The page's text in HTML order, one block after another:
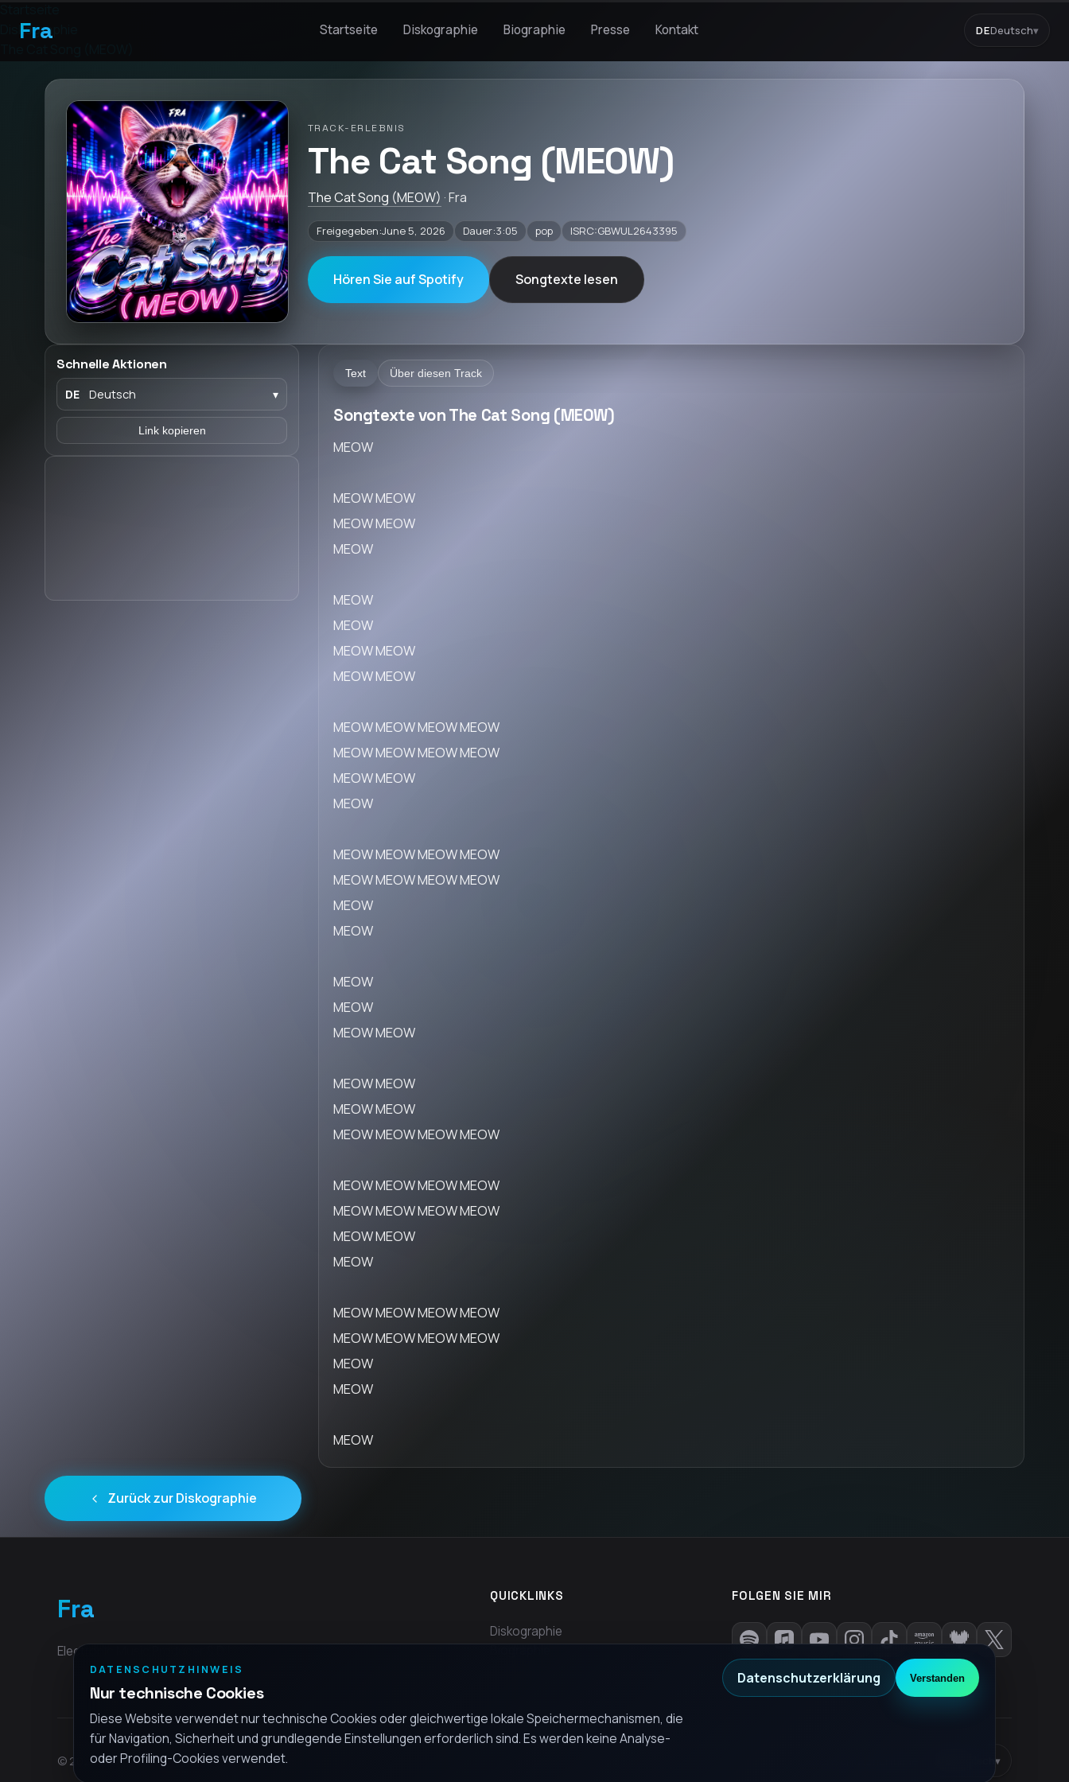
Fra Startseite Diskographie Biographie Presse Kontakt DEDeutsch▾
Diskographie
TRACK-ERLEBNIS
The Cat Song (MEOW)
The Cat Song (MEOW) · Fra
Freigegeben:June 5, 2026 Dauer:3:05 pop ISRC:GBWUL2643395
Hören Sie auf Spotify Songtexte lesen
Schnelle Aktionen
DE Deutsch ▾
Link kopieren
Text Über diesen Track
Songtexte von The Cat Song (MEOW)
MEOW
MEOW MEOW
MEOW MEOW
MEOW
MEOW
MEOW
MEOW MEOW
MEOW MEOW
MEOW MEOW MEOW MEOW
MEOW MEOW MEOW MEOW
MEOW MEOW
MEOW
MEOW MEOW MEOW MEOW
MEOW MEOW MEOW MEOW
MEOW
MEOW
MEOW
MEOW
MEOW MEOW
MEOW MEOW
MEOW MEOW
MEOW MEOW MEOW MEOW
MEOW MEOW MEOW MEOW
MEOW MEOW MEOW MEOW
MEOW MEOW
MEOW
MEOW MEOW MEOW MEOW
MEOW MEOW MEOW MEOW
MEOW
MEOW
MEOW
Zurück zur Diskographie
Fra
Electronic Music Producer & DJ
QUICKLINKS
Diskographie
FOLGEN SIE MIR
© 2026 Fra - Alle Rechte vorbehalten ▾
DATENSCHUTZHINWEIS
Nur technische Cookies
Diese Website verwendet nur technische Cookies oder gleichwertige lokale Speichermechanismen, die
für Navigation, Sicherheit und grundlegende Einstellungen erforderlich sind. Es werden keine Analyse-
oder Profiling-Cookies verwendet.
Datenschutzerklärung Verstanden